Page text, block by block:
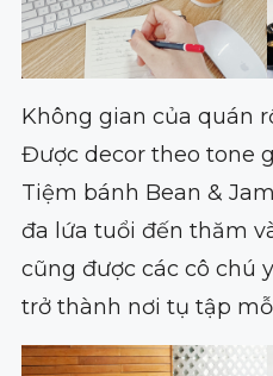
Không gian của quán
Được decor theo tone
Tiệm bánh Bean &
đa lứa tuổi đến thăm
cũng được các cô chú
trở thành nơi tụ tập